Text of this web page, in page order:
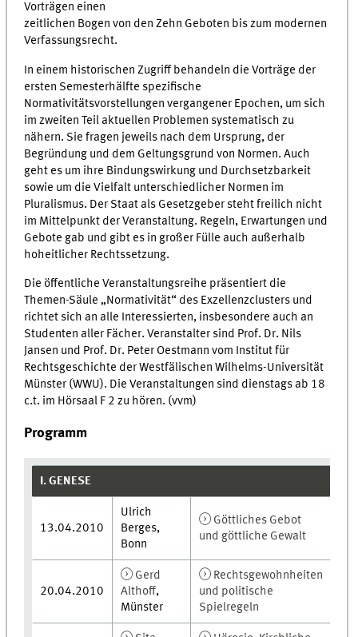
Vorträgen einen
zeitlichen Bogen von den Zehn Geboten bis zum modernen
Verfassungsrecht.
In einem historischen Zugriff behandeln die Vorträge der
ersten Semesterhälfte spezifische
Normativitätsvorstellungen vergangener Epochen, um sich
im zweiten Teil aktuellen Problemen systematisch zu
nähern. Sie fragen jeweils nach dem Ursprung, der
Begründung und dem Geltungsgrund von Normen. Auch
geht es um ihre Bindungswirkung und Durchsetzbarkeit
sowie um die Vielfalt unterschiedlicher Normen im
Pluralismus. Der Staat als Gesetzgeber steht freilich nicht
im Mittelpunkt der Veranstaltung. Regeln, Erwartungen und
Gebote gab und gibt es in großer Fülle auch außerhalb
hoheitlicher Rechtssetzung.
Die öffentliche Veranstaltungsreihe präsentiert die
Themen-Säule „Normativität“ des Exzellenzclusters und
richtet sich an alle Interessierten, insbesondere auch an
Studenten aller Fächer. Veranstalter sind Prof. Dr. Nils
Jansen und Prof. Dr. Peter Oestmann vom Institut für
Rechtsgeschichte der Westfälischen Wilhelms-Universität
Münster (WWU). Die Veranstaltungen sind dienstags ab 18
c.t. im Hörsaal F 2 zu hören. (vvm)
Programm
I. GENESE
13.04.2010
Ulrich
Berges,
Bonn
Göttliches Gebot
und göttliche Gewalt
20.04.2010
Gerd
Althoff,
Münster
Rechtsgewohnheiten
und politische
Spielregeln